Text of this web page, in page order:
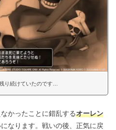
り続けていたのです…
かったことに錯乱するオーレン
なります。戦いの後、正気に戻